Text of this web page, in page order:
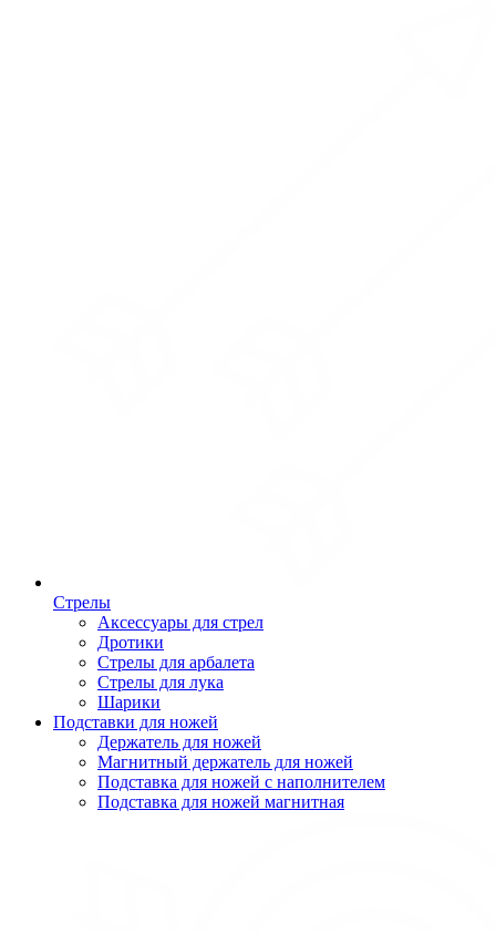
Стрелы
Аксессуары для стрел
Дротики
Стрелы для арбалета
Стрелы для лука
Шарики
Подставки для ножей
Держатель для ножей
Магнитный держатель для ножей
Подставка для ножей с наполнителем
Подставка для ножей магнитная